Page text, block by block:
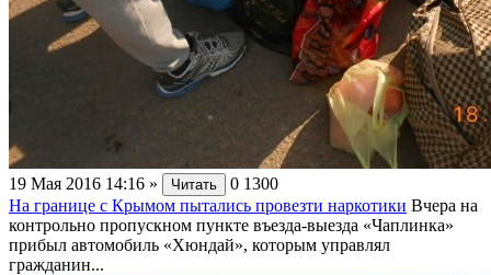
19 Мая 2016 14:16 » Читать 0 1300
На границе с Крымом пытались провезти наркотики Вчера на
контрольно пропускном пункте въезда-выезда «Чаплинка»
прибыл автомобиль «Хюндай», которым управлял
гражданин...